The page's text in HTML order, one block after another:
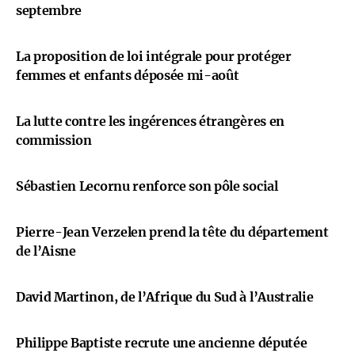
septembre
La proposition de loi intégrale pour protéger
femmes et enfants déposée mi-août
La lutte contre les ingérences étrangères en
commission
Sébastien Lecornu renforce son pôle social
Pierre-Jean Verzelen prend la tête du département
de l’Aisne
David Martinon, de l’Afrique du Sud à l’Australie
Philippe Baptiste recrute une ancienne députée